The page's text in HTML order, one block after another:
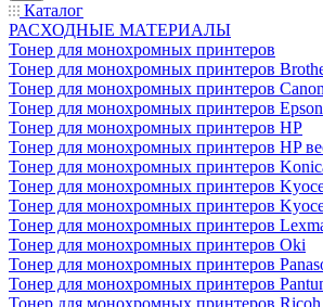
Каталог
РАСХОДНЫЕ МАТЕРИАЛЫ
Тонер для монохромных принтеров
Тонер для монохромных принтеров
Тонер для монохромных принтеров Canon
Тонер для монохромных принтеров Epson
Тонер для монохромных принтеров HP
Тонер для монохромных принтеров HP
Тонер для монохромных принтеров
Тонер для монохромных принтеров
Тонер для монохромных принтеров
Тонер для монохромных принтеров
Тонер для монохромных принтеров Oki
Тонер для монохромных принтеров
Тонер для монохромных принтеров
Тонер для монохромных принтеров Ricoh